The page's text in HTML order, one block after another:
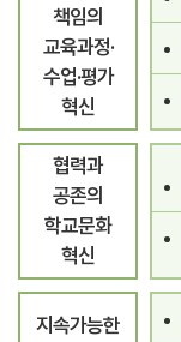
책임의
교육과정·
수업·평가
혁신
협력과
공존의
학교문화
혁신
지속가능한